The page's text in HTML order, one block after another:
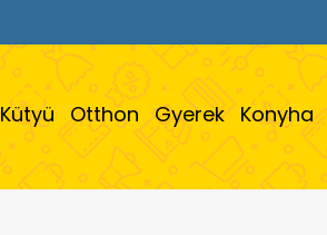
Kütyü Otthon Gyerek Konyha